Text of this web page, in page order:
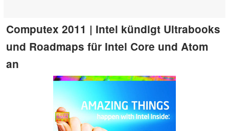
Computex 2011 | Intel kündigt Ultrabooks
und Roadmaps für Intel Core und Atom
an